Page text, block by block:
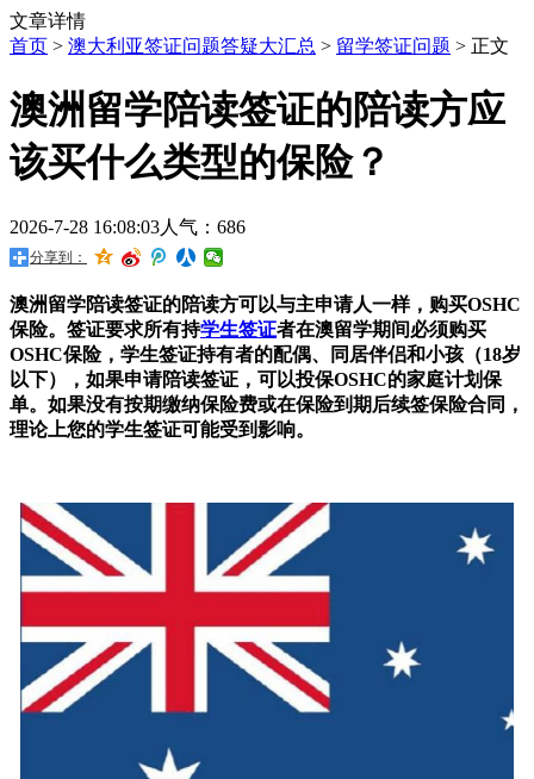
文章详情
首页 > 澳大利亚签证问题答疑大汇总 > 留学签证问题 > 正文
澳洲留学陪读签证的陪读方应
该买什么类型的保险？
2026-7-28 16:08:03人气：686
分享到：
澳洲留学陪读签证的陪读方可以与主申请人一样，购买OSHC
保险。签证要求所有持学生签证者在澳留学期间必须购买
OSHC保险，学生签证持有者的配偶、同居伴侣和小孩（18岁
以下），如果申请陪读签证，可以投保OSHC的家庭计划保
单。如果没有按期缴纳保险费或在保险到期后续签保险合同，
理论上您的学生签证可能受到影响。